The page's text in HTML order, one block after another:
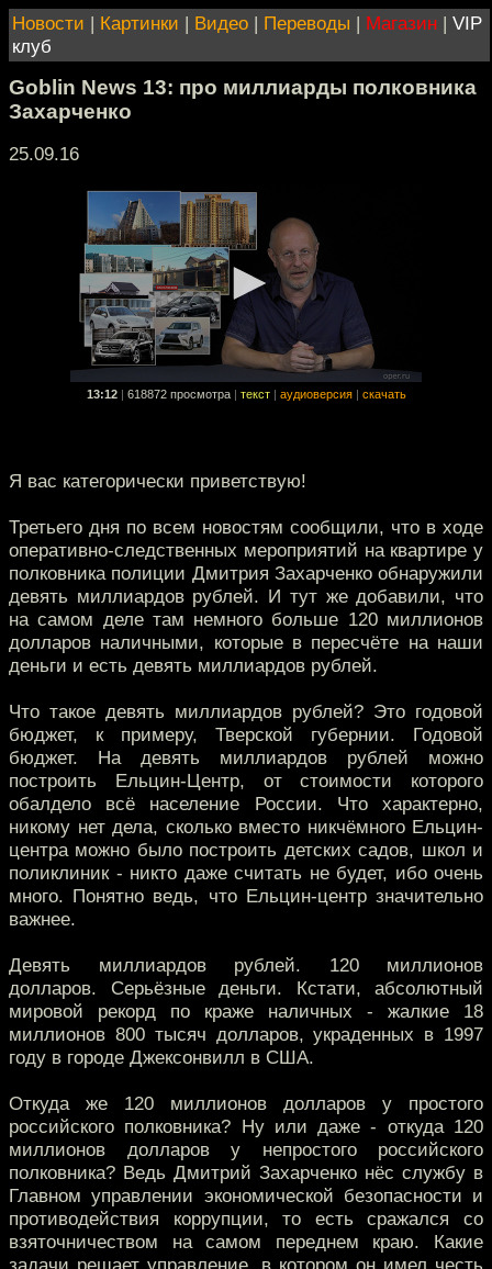
Новости | Картинки | Видео | Переводы | Магазин | VIP
клуб
Goblin News 13: про миллиарды полковника
Захарченко
25.09.16
13:12 618872 просмотра текст аудиоверсия скачать
Я вас категорически приветствую!
Третьего дня по всем новостям сообщили, что в ходе
оперативно-следственных мероприятий на квартире у
полковника полиции Дмитрия Захарченко обнаружили
девять миллиардов рублей. И тут же добавили, что
на самом деле там немного больше 120 миллионов
долларов наличными, которые в пересчёте на наши
деньги и есть девять миллиардов рублей.
Что такое девять миллиардов рублей? Это годовой
бюджет, к примеру, Тверской губернии. Годовой
бюджет. На девять миллиардов рублей можно
построить Ельцин-Центр, от стоимости которого
обалдело всё население России. Что характерно,
никому нет дела, сколько вместо никчёмного Ельцин-
центра можно было построить детских садов, школ и
поликлиник - никто даже считать не будет, ибо очень
много. Понятно ведь, что Ельцин-центр значительно
важнее.
Девять миллиардов рублей. 120 миллионов
долларов. Серьёзные деньги. Кстати, абсолютный
мировой рекорд по краже наличных - жалкие 18
миллионов 800 тысяч долларов, украденных в 1997
году в городе Джексонвилл в США.
Откуда же 120 миллионов долларов у простого
российского полковника? Ну или даже - откуда 120
миллионов долларов у непростого российского
полковника? Ведь Дмитрий Захарченко нёс службу в
Главном управлении экономической безопасности и
противодействия коррупции, то есть сражался со
взяточничеством на самом переднем краю. Какие